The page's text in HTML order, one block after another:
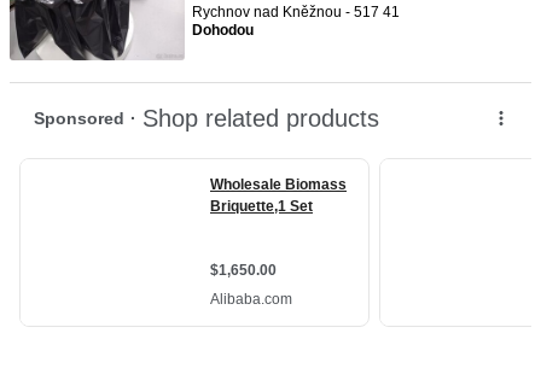
Rychnov nad Kněžnou - 517 41
Dohodou